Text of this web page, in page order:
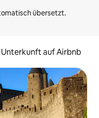
Unterkunft auf Airbnb